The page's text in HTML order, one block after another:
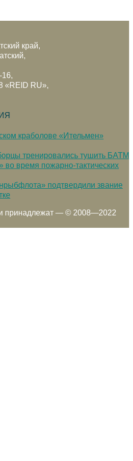
край,
«REID RU»,
краболове «Ительмен»
тренировались тушить БАТМ
время пожарно-тактических
подтвердили звание
принадлежат — © 2008—2022